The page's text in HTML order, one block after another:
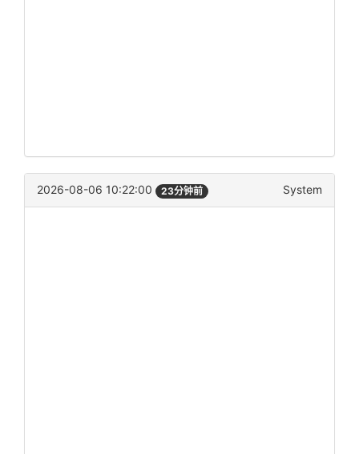
2026-08-06 10:22:00 23分钟前 System